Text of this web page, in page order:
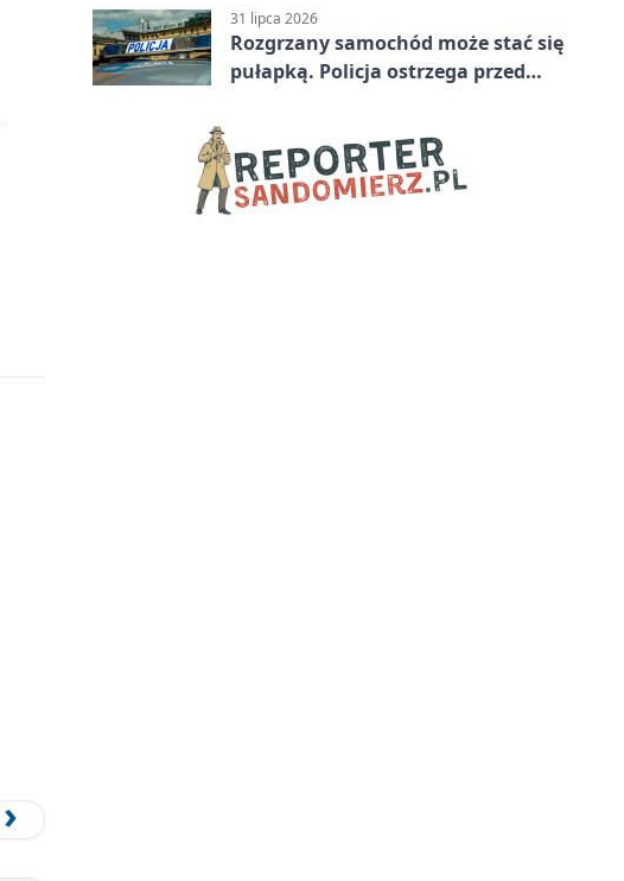
31 lipca 2026
Rozgrzany samochód może stać się
pułapką. Policja ostrzega przed